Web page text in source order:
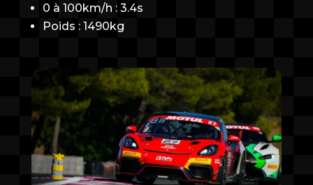
0 à 100km/h : 3.4s
Poids : 1490kg